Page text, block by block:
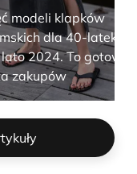
modeli klapków
dla 40-latek
2024. To gotowa
zakupów